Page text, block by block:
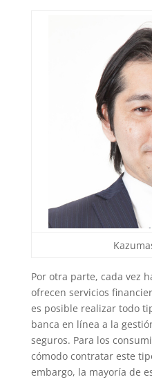
Por otra parte, cada vez
ofrecen servicios
es posible realizar todo
banca en línea a la
seguros. Para los
cómodo contratar este
embargo, la mayoría de